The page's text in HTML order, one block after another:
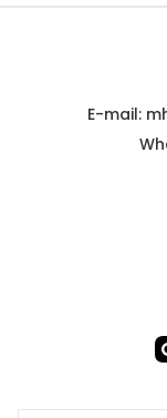
E-mail: